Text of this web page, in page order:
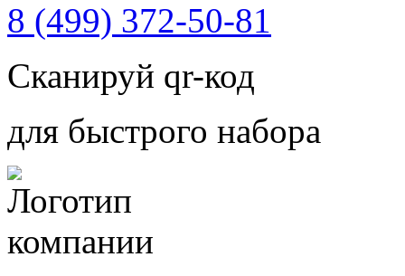
8 (499) 372-50-81
Сканируй qr-код
для быстрого набора